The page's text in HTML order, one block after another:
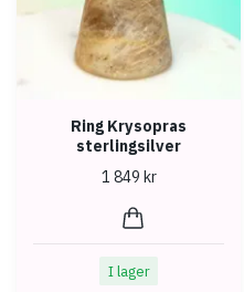
Ring Krysopras
sterlingsilver
1 849 kr
I lager